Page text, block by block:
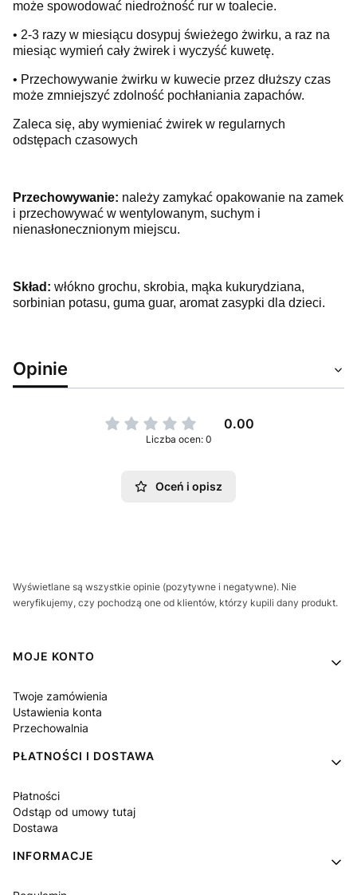
może spowodować niedrożność rur w toalecie.
• 2-3 razy w miesiącu dosypuj świeżego żwirku, a raz na
miesiąc wymień cały żwirek i wyczyść kuwetę.
• Przechowywanie żwirku w kuwecie przez dłuższy czas
może zmniejszyć zdolność pochłaniania zapachów.
Zaleca się, aby wymieniać żwirek w regularnych
odstępach czasowych
Przechowywanie: należy zamykać opakowanie na zamek
i przechowywać w wentylowanym, suchym i
nienasłonecznionym miejscu.
Skład: włókno grochu, skrobia, mąka kukurydziana,
sorbinian potasu, guma guar, aromat zasypki dla dzieci.
Opinie
0.00
Liczba ocen: 0
Oceń i opisz
Wyświetlane są wszystkie opinie (pozytywne i negatywne). Nie
weryfikujemy, czy pochodzą one od klientów, którzy kupili dany produkt.
Linki w stopce
MOJE KONTO
Twoje zamówienia
Ustawienia konta
Przechowalnia
PŁATNOŚCI I DOSTAWA
Płatności
Odstąp od umowy tutaj
Dostawa
INFORMACJE